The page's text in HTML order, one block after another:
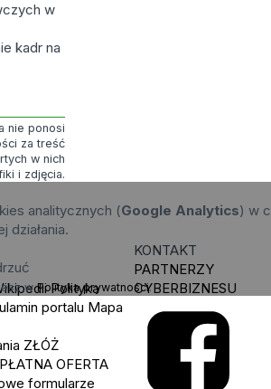
w
kadr na
nie ponosi
za treść
w nich
i zdjęcia.
analitycznych (Google Analytics) w
działania.
wPolityka prywatności.
Polityka
portalu Mapa
ZŁÓŻ
OFERTA
formularze
KONTAKT
PARTNERZY
CYBERBIZNESU